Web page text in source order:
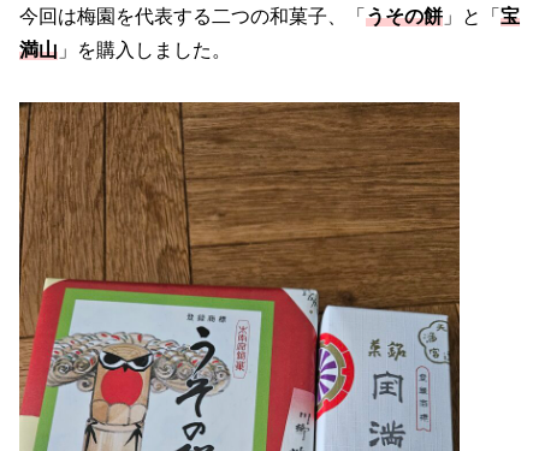
今回は梅園を代表する二つの和菓子、「 うその餅 」と「 宝
満山 」を購入しました。